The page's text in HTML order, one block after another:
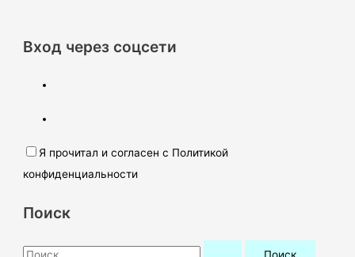
Вход через соцсети
Я прочитал и согласен с Политикой
конфиденциальности
Поиск
П